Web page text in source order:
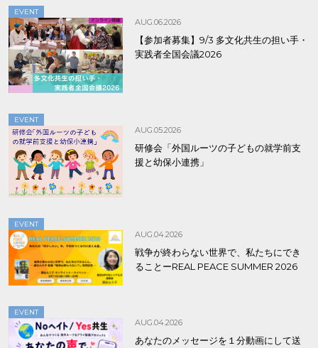
EVENT
AUG.06.2026
【参加者募集】9/3 多文化共生の担い手・
実践者全国会議2026
EVENT
AUG.05.2026
研修会「外国ルーツの子どもの就学前支
援と幼保小連携」
EVENT
AUG.04.2026
戦争が終わらない世界で、私たちにでき
ることーREAL PEACE SUMMER 2026
EVENT
AUG.04.2026
あなたのメッセージを１分動画にして送